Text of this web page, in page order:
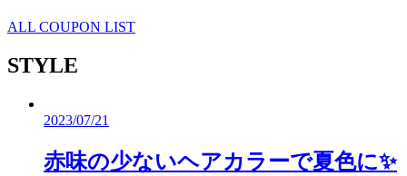
ALL COUPON LIST
STYLE
2023/07/21
赤味の少ないヘアカラーで夏色に✨